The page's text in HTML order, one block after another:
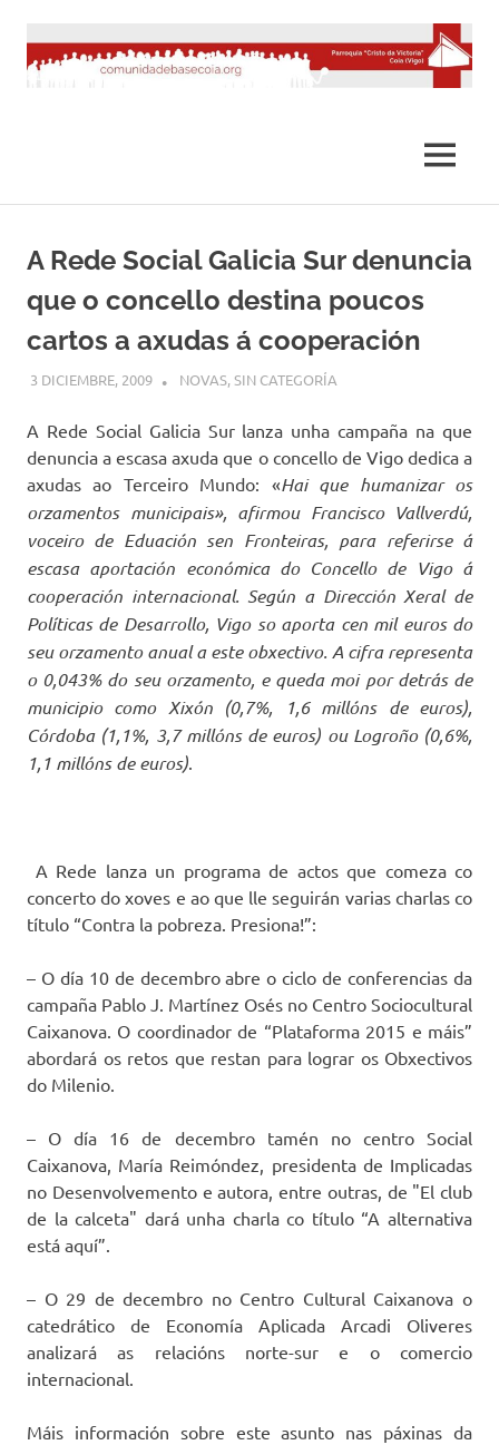
contenido
MENÚ
A Rede Social Galicia Sur denuncia
que o concello destina poucos
cartos a axudas á cooperación
3 DICIEMBRE, 2009 DESARROLLO
NOVAS,SIN CATEGORÍA
A Rede Social Galicia Sur lanza unha campaña na que
denuncia a escasa axuda que o concello de Vigo dedica a
axudas ao Terceiro Mundo: «Hai que humanizar os
orzamentos municipais», afirmou Francisco Vallverdú,
voceiro de Eduación sen Fronteiras, para referirse á
escasa aportación económica do Concello de Vigo á
cooperación internacional. Según a Dirección Xeral de
Políticas de Desarrollo, Vigo so aporta cen mil euros do
seu orzamento anual a este obxectivo. A cifra representa
o 0,043% do seu orzamento, e queda moi por detrás de
municipio como Xixón (0,7%, 1,6 millóns de euros),
Córdoba (1,1%, 3,7 millóns de euros) ou Logroño (0,6%,
1,1 millóns de euros)
A Rede lanza un programa de actos que comeza co
concerto do xoves e ao que lle seguirán varias charlas co
título “Contra la pobreza. Presiona!”:
– O día 10 de decembro abre o ciclo de conferencias da
campaña Pablo J. Martínez Osés no Centro Sociocultural
Caixanova. O coordinador de “Plataforma 2015 e máis”
abordará os retos que restan para lograr os Obxectivos
do Milenio.
– O día 16 de decembro tamén no centro Social
Caixanova, María Reimóndez, presidenta de Implicadas
no Desenvolvemento e autora, entre outras, de "El club
de la calceta" dará unha charla co título “A alternativa
está aquí”.
– O 29 de decembro no Centro Cultural Caixanova o
catedrático de Economía Aplicada Arcadi Oliveres
analizará as relacións norte-sur e o comercio
internacional.
Máis información sobre este asunto nas páxinas da